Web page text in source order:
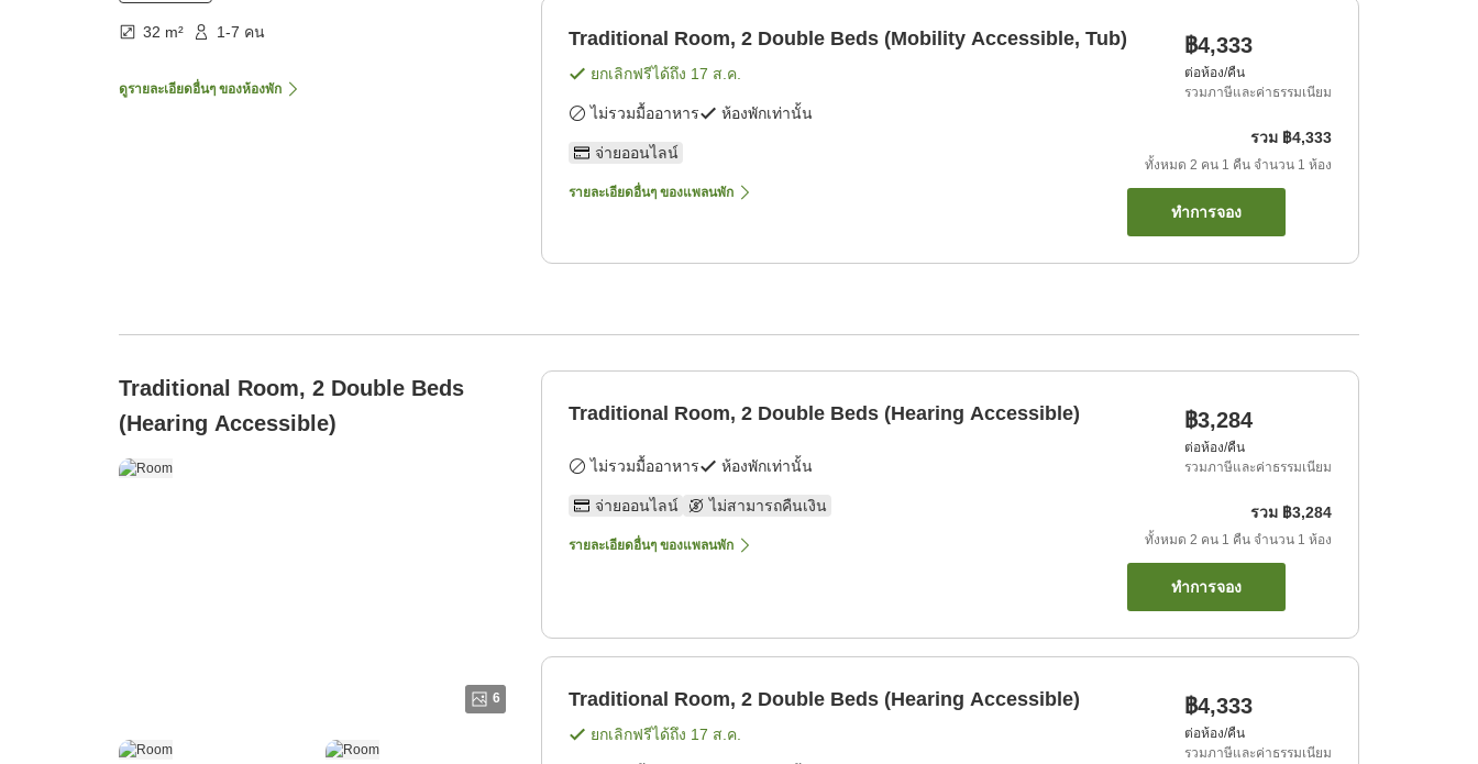
32 m² 1-7 คน
ดูรายละเอียดอื่นๆ ของห้องพัก
Traditional Room, 2 Double Beds (Mobility Accessible, Tub)
ยกเลิกฟรีได้ถึง 17 ส.ค.
ไม่รวมมื้ออาหาร ห้องพักเท่านั้น
จ่ายออนไลน์
รายละเอียดอื่นๆ ของแพลนพัก
฿4,333
ต่อห้อง/คืน
รวมภาษีและค่าธรรมเนียม
รวม ฿4,333
ทั้งหมด 2 คน 1 คืน จำนวน 1 ห้อง
ทำการจอง
Traditional Room, 2 Double Beds
(Hearing Accessible)
6
Traditional Room, 2 Double Beds (Hearing Accessible)
ไม่รวมมื้ออาหาร ห้องพักเท่านั้น
จ่ายออนไลน์ ไม่สามารถคืนเงิน
รายละเอียดอื่นๆ ของแพลนพัก
฿3,284
ต่อห้อง/คืน
รวมภาษีและค่าธรรมเนียม
รวม ฿3,284
ทั้งหมด 2 คน 1 คืน จำนวน 1 ห้อง
ทำการจอง
Traditional Room, 2 Double Beds (Hearing Accessible)
ยกเลิกฟรีได้ถึง 17 ส.ค.
฿4,333
ต่อห้อง/คืน
รวมภาษีและค่าธรรมเนียม